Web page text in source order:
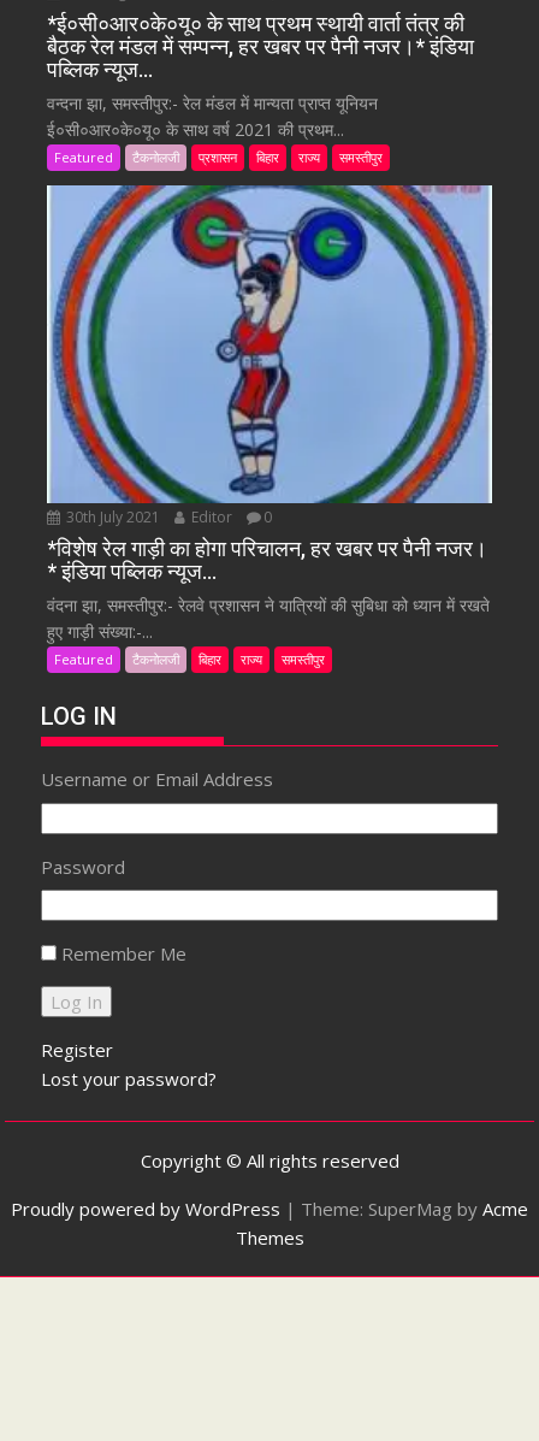
*ई०सी०आर०के०यू० के साथ प्रथम स्थायी वार्ता तंत्र की
बैठक रेल मंडल में सम्पन्न, हर खबर पर पैनी नजर।* इंडिया
पब्लिक न्यूज…
वन्दना झा, समस्तीपुर:- रेल मंडल में मान्यता प्राप्त यूनियन
ई०सी०आर०के०यू० के साथ वर्ष 2021 की प्रथम...
Featured टैकनोलजी प्रशासन बिहार राज्य समस्तीपुर
30th July 2021 Editor 0
*विशेष रेल गाड़ी का होगा परिचालन, हर खबर पर पैनी नजर।
* इंडिया पब्लिक न्यूज…
वंदना झा, समस्तीपुर:- रेलवे प्रशासन ने यात्रियों की सुबिधा को ध्यान में रखते
हुए गाड़ी संख्या:-...
Featured टैकनोलजी बिहार राज्य समस्तीपुर
LOG IN
Username or Email Address
Password
Remember Me
Register
Lost your password?
Copyright © All rights reserved
Proudly powered by WordPress | Theme: SuperMag by Acme
Themes